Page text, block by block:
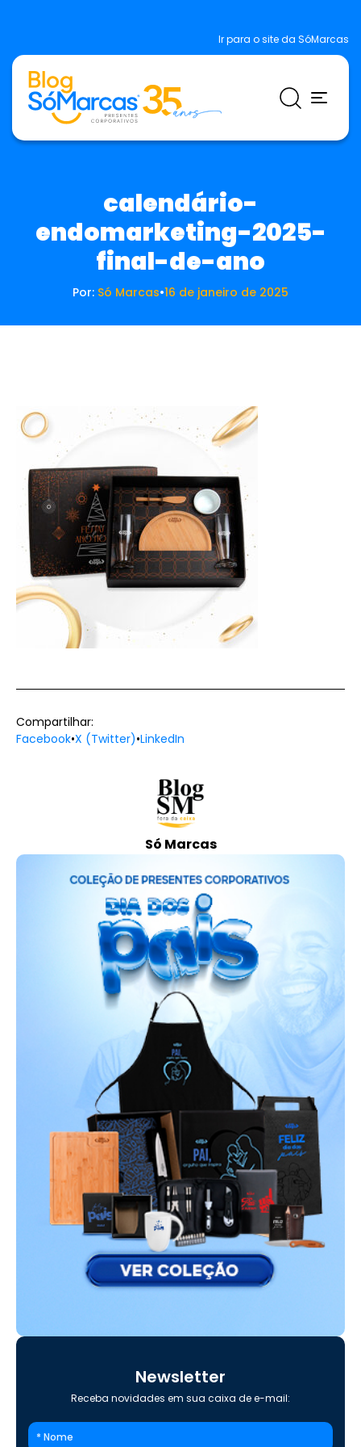
Ir para o site da SóMarcas
calendário-
endomarketing-2025-
final-de-ano
Por: Só Marcas•16 de janeiro de 2025
Só Marcas
Compartilhar:
Facebook•X (Twitter)•LinkedIn
Newsletter
Receba novidades em sua caixa de e-mail: